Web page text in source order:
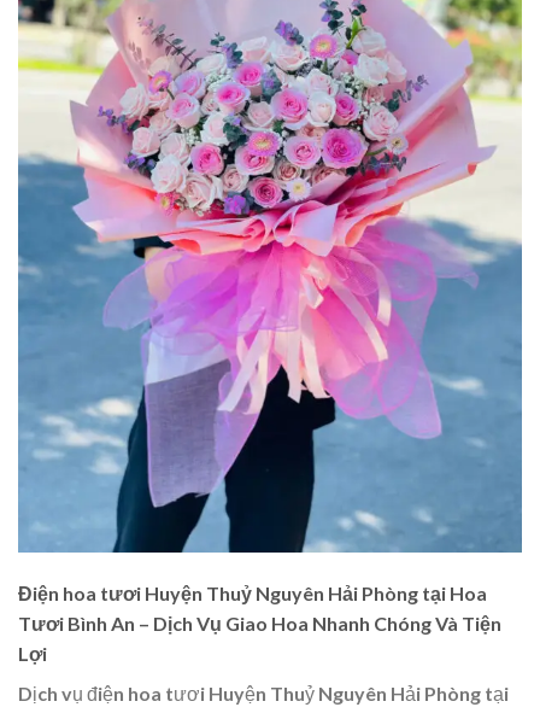
Điện hoa tươi Huyện Thuỷ Nguyên Hải Phòng tại Hoa
Tươi Bình An – Dịch Vụ Giao Hoa Nhanh Chóng Và Tiện
Lợi
Dịch vụ điện hoa tươi Huyện Thuỷ Nguyên Hải Phòng tại